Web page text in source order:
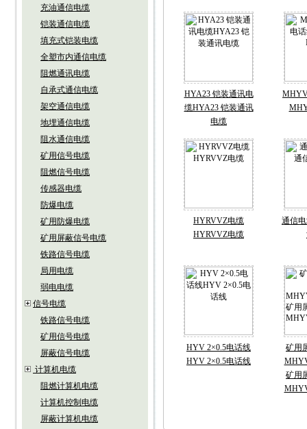
充油通信电缆
铠装通信电缆
填充式铠装电缆
全塑市内通信电缆
阻燃通讯电缆
自承式通信电缆
架空通信电缆
地埋通信电缆
阻水通信电缆
矿用信号电缆
阻燃信号电缆
传感器电缆
防爆电缆
矿用防爆电缆
矿用屏蔽信号电缆
铁路信号电缆
局用电缆
弱电电缆
信号电缆
铁路信号电缆
矿用信号电缆
屏蔽信号电缆
计算机电缆
阻燃计算机电缆
计算机控制电缆
屏蔽计算机电缆
HYA23 铠装通讯电
缆HYA23 铠装通讯
电缆
HYRVVZ电缆
HYRVVZ电缆
通信
HYV 2×0.5电话线
HYV 2×0.5电话线
矿用
矿用